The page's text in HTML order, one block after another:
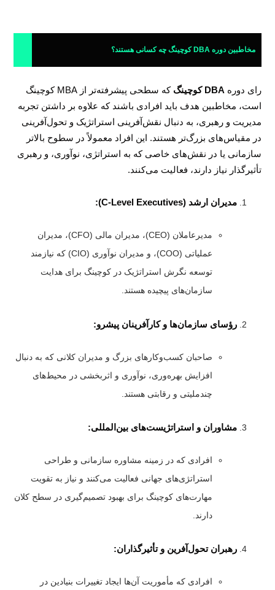
مخاطبین دوره DBA کوچینگ چه کسانی هستند؟
رای دوره DBA کوچینگ
که سطحی پیشرفته‌تر از MBA کوچینگ
است، مخاطبین هدف باید افرادی باشند که علاوه بر داشتن تجربه
مدیریت و رهبری، به دنبال نقش‌آفرینی استراتژیک و تحول‌آفرینی
در مقیاس‌های بزرگ‌تر هستند. این افراد معمولاً در سطوح بالا‌تر
سازمانی یا در نقش‌های خاصی که به استراتژی، نوآوری، و رهبری
تأثیرگذار نیاز دارند، فعالیت می‌کنند.
مدیران ارشد (C-Level Executives):
مدیرعاملان (CEO)، مدیران مالی (CFO)، مدیران
عملیاتی (COO)، و مدیران نوآوری (CIO) که نیازمند
توسعه نگرش استراتژیک در کوچینگ برای هدایت
سازمان‌های پیچیده هستند.
رؤسای سازمان‌ها و کارآفرینان پیشرو:
صاحبان کسب‌وکارهای بزرگ و مدیران کلانی که به دنبال
افزایش بهره‌وری، نوآوری و اثربخشی در محیط‌های
چندملیتی و رقابتی هستند.
مشاوران و استراتژیست‌های بین‌المللی:
افرادی که در زمینه مشاوره سازمانی و طراحی
استراتژی‌های جهانی فعالیت می‌کنند و نیاز به تقویت
مهارت‌های کوچینگ برای بهبود تصمیم‌گیری در سطح کلان
دارند.
رهبران تحول‌آفرین و تأثیرگذاران:
افرادی که مأموریت آن‌ها ایجاد تغییرات بنیادین در